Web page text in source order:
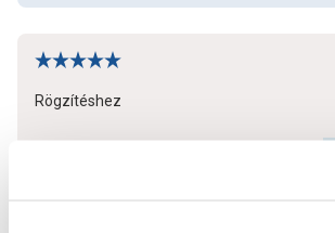
Rögzítéshez